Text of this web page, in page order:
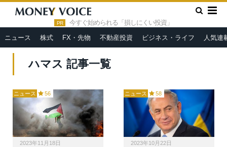
PR 今すぐ始められる「損しにくい投資」
ニュース 株式 FX・先物 不動産投資 ビジネス・ライフ 人気連
HOME » ハマス
ハマス 記事一覧
ニュース 56
2023年11月18日
ニュース 58
2023年10月22日